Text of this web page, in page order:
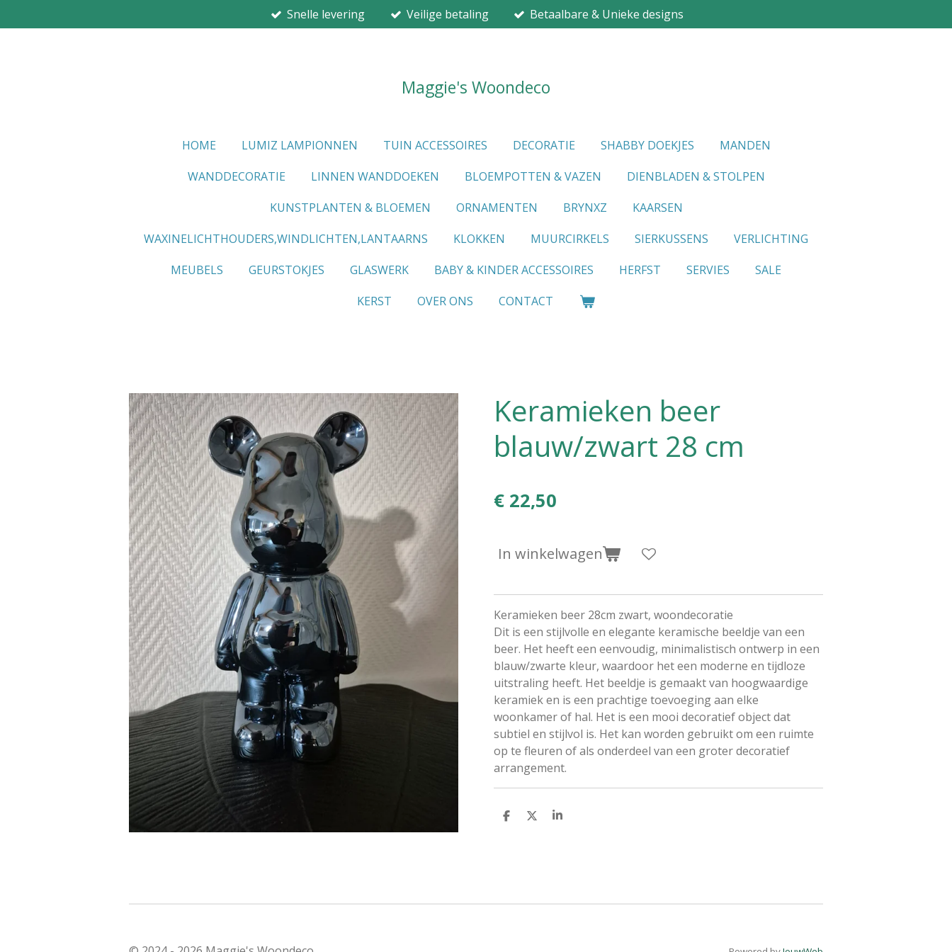
direct
Snelle levering Veilige betaling Betaalbare & Unieke designs
Maggie's Woondeco
HOME LUMIZ LAMPIONNEN TUIN ACCESSOIRES DECORATIE SHABBY DOEKJES
MANDEN
WANDDECORATIE
LINNEN WANDDOEKEN BLOEMPOTTEN & VAZEN
DIENBLADEN & STOLPEN
KUNSTPLANTEN & BLOEMEN
ORNAMENTEN BRYNXZ
KAARSEN
WAXINELICHTHOUDERS,WINDLICHTEN,LANTAARNS
KLOKKEN MUURCIRKELS SIERKUSSENS
VERLICHTING
MEUBELS
GEURSTOKJES GLASWERK BABY & KINDER ACCESSOIRES HERFST SERVIES
SALE
KERST
OVER ONS CONTACT
Keramieken beer
blauw/zwart 28 cm
€ 22,50
In winkelwagen
Keramieken beer 28cm zwart, woondecoratie
Dit is een stijlvolle en elegante keramische beeldje van een
beer. Het heeft een eenvoudig, minimalistisch ontwerp in een
blauw/zwarte kleur, waardoor het een moderne en tijdloze
uitstraling heeft. Het beeldje is gemaakt van hoogwaardige
keramiek en is een prachtige toevoeging aan elke
woonkamer of hal. Het is een mooi decoratief object dat
subtiel en stijlvol is. Het kan worden gebruikt om een ruimte
op te fleuren of als onderdeel van een groter decoratief
arrangement.
D
D
S